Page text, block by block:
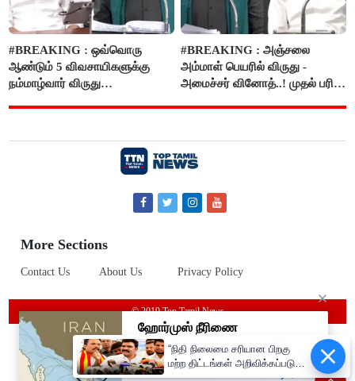
#BREAKING : ஒவ்வொரு
ஆண்டும் 5 விவசாயிகளுக்கு
நம்மாழ்வார் விருது
#BREAKING : அஞ்சலை
அம்மாள் பெயரில் விருது -
அமைச்சர் வினோத்..! முதல் பரிசு
More Sections
Contact Us About Us Privacy Policy
© 2019 Top Tamil News
“நிதி நிலைமை சரியான பிறகு
மற்ற திட்டங்கள் அறிவிக்கப்படும்”-
அமைச்சர் நிர்மல்குமார் விளக்கம்